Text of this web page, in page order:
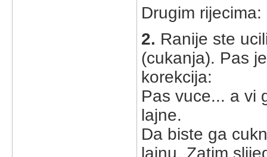
Drugim
2. Ranije ste
(cukanja). Pas
korekcija:
Pas vuce... a vi
lajne.
Da biste ga
lajnu. Zatim